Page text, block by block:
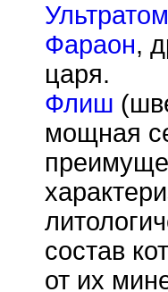
Ультратом
Фараон,
царя.
Флиш
мощная
состав
от их